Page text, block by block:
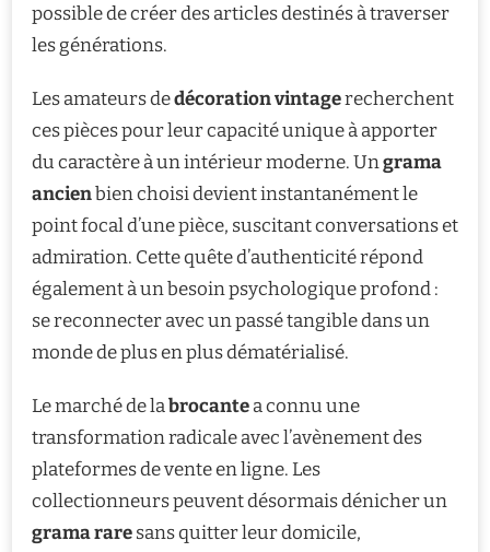
possible de créer des articles destinés à traverser
les générations.
Les amateurs dedécoration vintagerecherchent
ces pièces pour leur capacité unique à apporter
du caractère à un intérieur moderne. Ungrama
ancienbien choisi devient instantanément le
point focal d’une pièce, suscitant conversations et
admiration. Cette quête d’authenticité répond
également à un besoin psychologique profond :
se reconnecter avec un passé tangible dans un
monde de plus en plus dématérialisé.
Le marché de labrocantea connu une
transformation radicale avec l’avènement des
plateformes de vente en ligne. Les
collectionneurs peuvent désormais dénicher un
grama raresans quitter leur domicile,